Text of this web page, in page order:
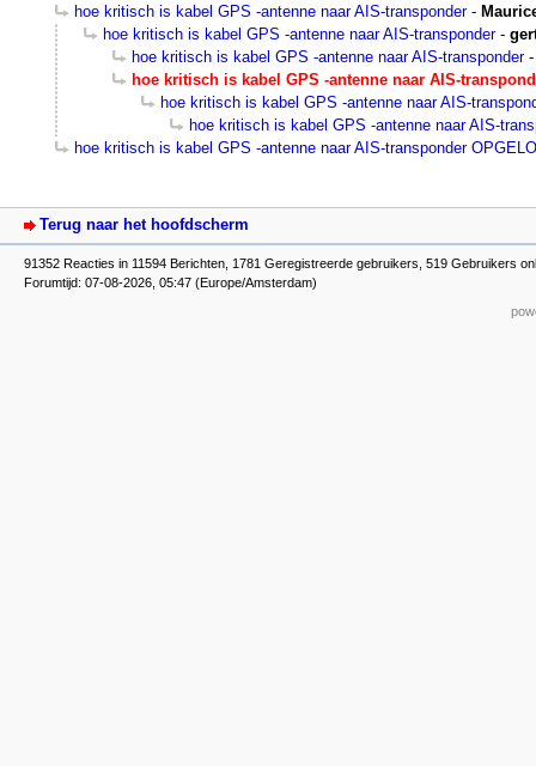
hoe kritisch is kabel GPS -antenne naar AIS-transponder-
hoe kritisch is kabel GPS -antenne naar AIS-transponder-
hoe kritisch is kabel GPS -antenne naar AIS-transponder
hoe kritisch is kabel GPS -antenne naar AIS-
hoe kritisch is kabel GPS -antenne naar AIS-
hoe kritisch is kabel GPS -antenne naar AIS-
hoe kritisch is kabel GPS -antenne naar AIS-transponder
Terug naar het hoofdscherm
91352 Reacties in 11594 Berichten, 1781 Geregistreerde gebruikers, 519 Gebruikers
Forumtijd: 07-08-2026, 05:47 (Europe/Amsterdam)